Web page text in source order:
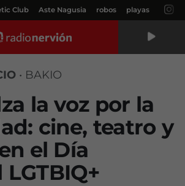
Club Aste Nagusia robos playas
• BAKIO
la voz por la
cine, teatro y
el Día